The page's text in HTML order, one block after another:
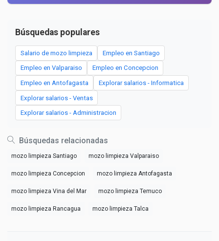
Búsquedas populares
Salario de mozo limpieza Empleo en Santiago
Empleo en Valparaiso Empleo en Concepcion
Empleo en Antofagasta Explorar salarios - Informatica
Explorar salarios - Ventas
Explorar salarios - Administracion
Búsquedas relacionadas
mozo limpieza Santiago mozo limpieza Valparaiso
mozo limpieza Concepcion mozo limpieza Antofagasta
mozo limpieza Vina del Mar mozo limpieza Temuco
mozo limpieza Rancagua mozo limpieza Talca